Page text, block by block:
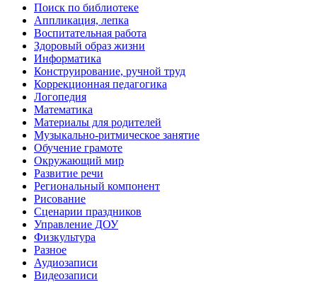
Поиск по библиотеке
Аппликация, лепка
Воспитательная работа
Здоровый образ жизни
Информатика
Конструирование, ручной труд
Коррекционная педагогика
Логопедия
Математика
Материалы для родителей
Музыкально-ритмическое занятие
Обучение грамоте
Окружающий мир
Развитие речи
Региональный компонент
Рисование
Сценарии праздников
Управление ДОУ
Физкультура
Разное
Аудиозаписи
Видеозаписи